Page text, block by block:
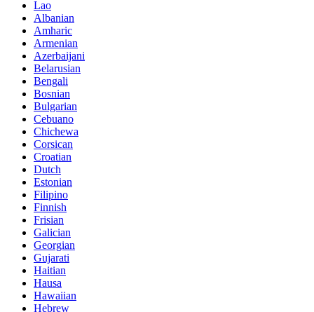
Lao
Albanian
Amharic
Armenian
Azerbaijani
Belarusian
Bengali
Bosnian
Bulgarian
Cebuano
Chichewa
Corsican
Croatian
Dutch
Estonian
Filipino
Finnish
Frisian
Galician
Georgian
Gujarati
Haitian
Hausa
Hawaiian
Hebrew